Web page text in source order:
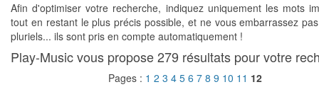
Afin d'optimiser votre recherche, indiquez uniquement les mots
tout en restant le plus précis possible, et ne vous embarrassez
pluriels... ils sont pris en compte automatiquement !
Play-Music vous propose 279 résultats pour votre
Pages : 1 2 3 4 5 6 7 8 9 10 11 12